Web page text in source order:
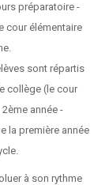
préparatoire -
cour élémentaire
sont répartis
collège (le cour
année -
la première année
à son rythme